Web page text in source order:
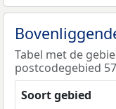
Tabel met de
postcodegebied
Soort gebied